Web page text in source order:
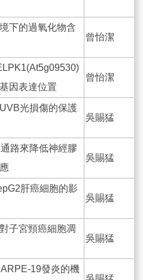
下的過氧化物含
曾怡潔
因表達位置
曾怡潔
光損傷的保護
吳賜猛
路來降低神經膠
吳賜猛
肝癌細胞的影
吳賜猛
子宮頸癌細胞凋
吳賜猛
19發炎的機